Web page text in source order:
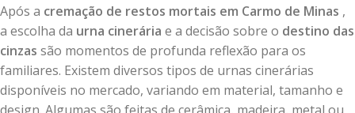
Após a cremação de restos mortais em Carmo de Minas ,
a escolha da urna cinerária e a decisão sobre o destino das
cinzas são momentos de profunda reflexão para os
familiares. Existem diversos tipos de urnas cinerárias
disponíveis no mercado, variando em material, tamanho e